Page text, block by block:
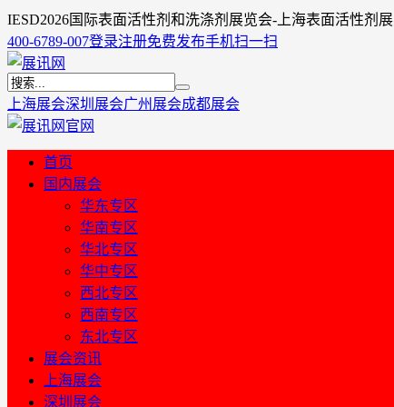
IESD2026国际表面活性剂和洗涤剂展览会-上海表面活性剂展
400-6789-007登录注册免费发布手机扫一扫
上海展会深圳展会广州展会成都展会
首页
国内展会
华东专区
华南专区
华北专区
华中专区
西北专区
西南专区
东北专区
展会资讯
上海展会
深圳展会